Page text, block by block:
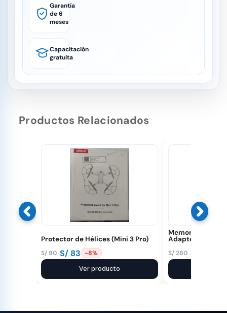
Garantía
de 6
meses
Capacitación
gratuita
Productos Relacionados
Protector de Hélices (Mini 3 Pro)
S/90
El
original
S/ 83
El
actual
-8%
Ver producto
Memoria 128 GB
Adapter
S/280
El
original
S/
El
actual